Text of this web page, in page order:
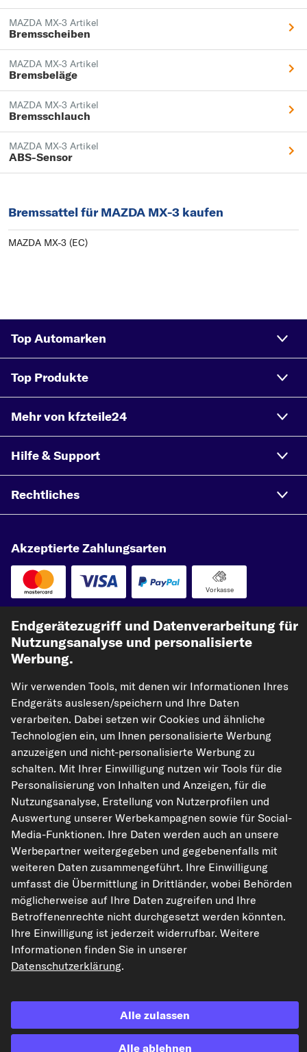
MAZDA MX-3 Artikel
Bremsscheiben
MAZDA MX-3 Artikel
Bremsbeläge
MAZDA MX-3 Artikel
Bremsschlauch
MAZDA MX-3 Artikel
ABS-Sensor
Bremssattel für MAZDA MX-3 kaufen
MAZDA MX-3 (EC)
Top Automarken
Top Produkte
Mehr von kfzteile24
Hilfe & Support
Rechtliches
Akzeptierte Zahlungsarten
Vorkasse
Unsere Versandpartner
kfzteile24.de carpardoo.nl
carpardoo.fr
carpardoo.dk
nicht vervielfältigt werden. Die Vervielfältigung und Verbreitung der Daten und
der Datenbank ohne vorherige Einwilligung von TecAlliance und/oder die
Einbeziehung Dritter in solche Aktivitäten ist streng verboten. Jegliche
unautorisierte Nutzung von Inhalten stellt eine Verletzung des Urheberrechts
dar und kann rechtliche Schritte nach sich ziehen.
Vertrag widerrufen
© 2026 kfzteile24 GmbH - Alle Rechte vorbehalten.
¹„Gratis Versand“ oder „ohne Versandkosten“ entsprechen dem Wegfall der
Endgerätezugriff und Datenverarbeitung für
Nutzungsanalyse und personalisierte
Werbung.
Wir verwenden Tools, mit denen wir Informationen Ihres
Endgeräts auslesen/speichern und Ihre Daten
verarbeiten. Dabei setzen wir Cookies und ähnliche
Technologien ein, um Ihnen personalisierte Werbung
anzuzeigen und nicht-personalisierte Werbung zu
schalten. Mit Ihrer Einwilligung nutzen wir Tools für die
Personalisierung von Inhalten und Anzeigen, für die
Nutzungsanalyse, Erstellung von Nutzerprofilen und
Auswertung unserer Werbekampagnen sowie für Social-
Media-Funktionen. Ihre Daten werden auch an unsere
Werbepartner weitergegeben und gegebenenfalls mit
weiteren Daten zusammengeführt. Ihre Einwilligung
umfasst die Übermittlung in Drittländer, wobei Behörden
möglicherweise auf Ihre Daten zugreifen und Ihre
Betroffenenrechte nicht durchgesetzt werden könnten.
Ihre Einwilligung ist jederzeit widerrufbar. Weitere
Informationen finden Sie in unserer
Datenschutzerklärung.
Alle zulassen
Alle ablehnen